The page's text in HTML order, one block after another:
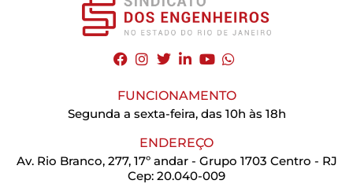
FUNCIONAMENTO
Segunda a sexta-feira, das 10h às 18h
ENDEREÇO
Av. Rio Branco, 277, 17º andar - Grupo 1703 Centro - RJ
Cep: 20.040-009